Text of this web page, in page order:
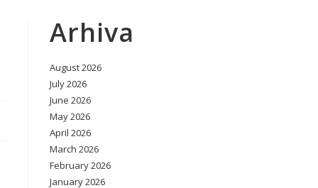
Arhiva
August 2026
July 2026
June 2026
May 2026
April 2026
March 2026
February 2026
January 2026